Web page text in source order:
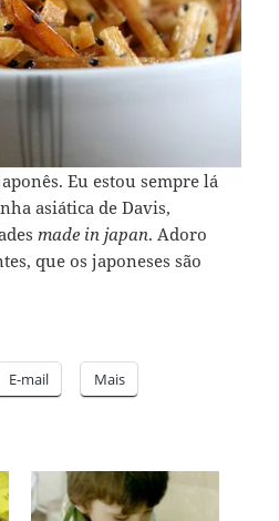
Eu estou sempre lá
asiática de Davis,
made in japan. Adoro
que os japoneses são
E-mail Mais